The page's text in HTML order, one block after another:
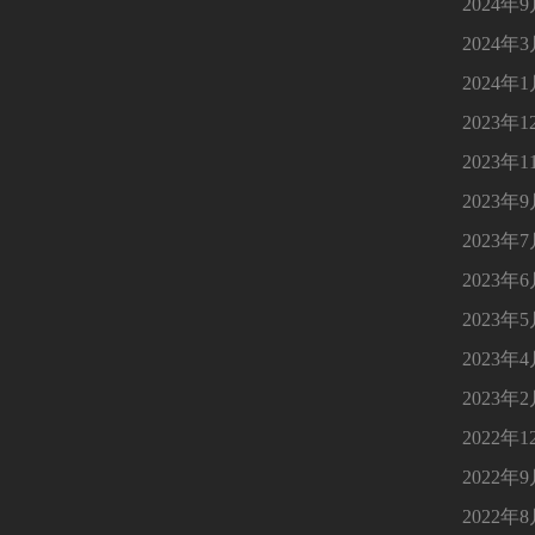
2024年3
2024年1
2023年
2023年
2023年9
2023年7
2023年6
2023年5
2023年4
2023年2
2022年
2022年9
2022年8